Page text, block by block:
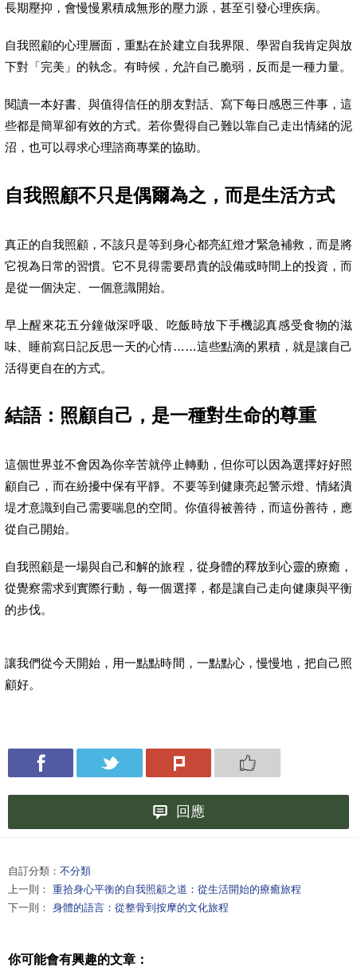
長期壓抑，會慢慢累積成無形的壓力源，甚至引發心理疾病。
自我照顧的心理層面，重點在於建立自我界限、學習自我肯定與放
下對「完美」的執念。有時候，允許自己脆弱，反而是一種力量。
閱讀一本好書、與值得信任的朋友對話、寫下每日感恩三件事，這
些都是簡單卻有效的方式。若你覺得自己難以靠自己走出情緒的泥
沼，也可以尋求心理諮商專業的協助。
自我照顧不只是偶爾為之，而是生活方式
真正的自我照顧，不該只是等到身心都亮紅燈才緊急補救，而是將
它視為日常的習慣。它不見得需要昂貴的設備或時間上的投資，而
是從一個決定、一個意識開始。
早上醒來花五分鐘做深呼吸、吃飯時放下手機認真感受食物的滋
味、睡前寫日記反思一天的心情……這些點滴的累積，就是讓自己
活得更自在的方式。
結語：照顧自己，是一種對生命的尊重
這個世界並不會因為你辛苦就停止轉動，但你可以因為選擇好好照
顧自己，而在紛擾中保有平靜。不要等到健康亮起警示燈、情緒潰
堤才意識到自己需要喘息的空間。你值得被善待，而這份善待，應
從自己開始。
自我照顧是一場與自己和解的旅程，從身體的釋放到心靈的療癒，
從覺察需求到實際行動，每一個選擇，都是讓自己走向健康與平衡
的步伐。
讓我們從今天開始，用一點點時間，一點點心，慢慢地，把自己照
顧好。
回應
自訂分類： 不分類
上一則： 重拾身心平衡的自我照顧之道：從生活開始的療癒旅程
下一則： 身體的語言：從整骨到按摩的文化旅程
你可能會有興趣的文章：